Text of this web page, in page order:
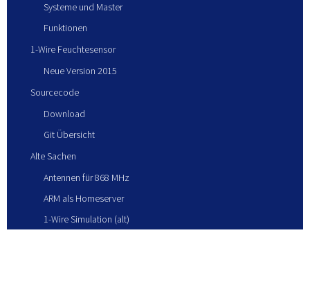
Systeme und Master
Funktionen
1-Wire Feuchtesensor
Neue Version 2015
Sourcecode
Download
Git Übersicht
Alte Sachen
Antennen für 868 MHz
ARM als Homeserver
1-Wire Simulation (alt)